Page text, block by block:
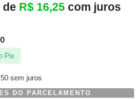
de R$ 16,25 com juros
sem juros
Pix
DO PARCELAMENTO